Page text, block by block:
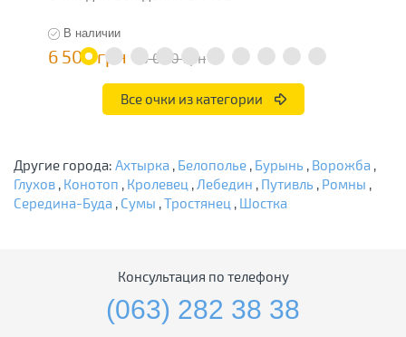
В наличии
6 500 грн 13 000 грн
Все очки из категории
Другие города: Ахтырка , Белополье , Бурынь , Ворожба ,
Глухов , Конотоп , Кролевец ,Лебедин , Путивль , Ромны ,
Середина-Буда , Сумы ,Тростянец , Шостка
Консультация по телефону
(063) 282 38 38